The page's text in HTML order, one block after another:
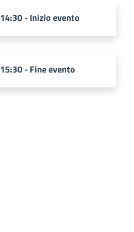
14:30 - Inizio evento
15:30 - Fine evento